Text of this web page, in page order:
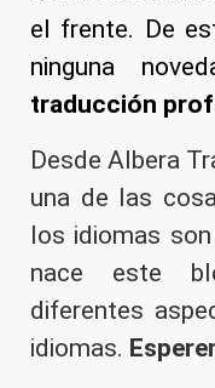
el frente. De
ninguna
traducción
Desde Albera
una de las
los idiomas
nace este
diferentes
idiomas.